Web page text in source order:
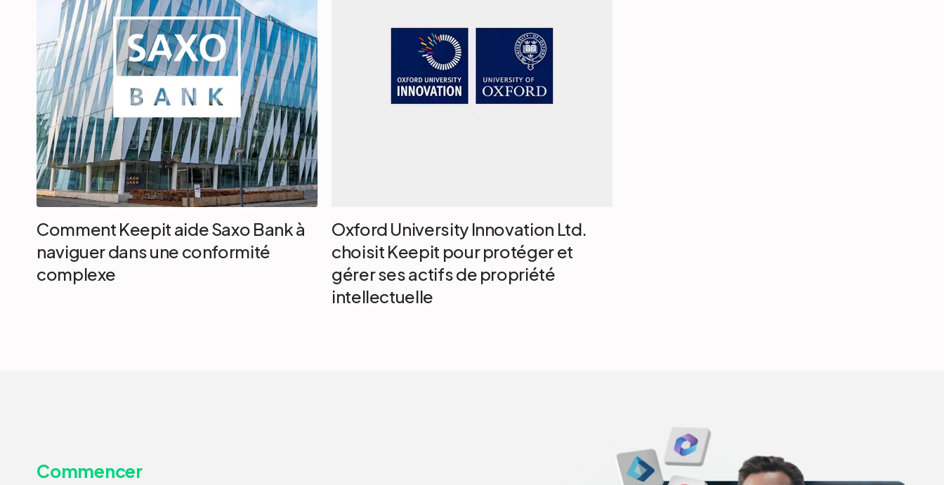
Comment Keepit aide Saxo Bank à
naviguer dans une conformité
complexe
Oxford University Innovation Ltd.
choisit Keepit pour protéger et
gérer ses actifs de propriété
intellectuelle
Commencer